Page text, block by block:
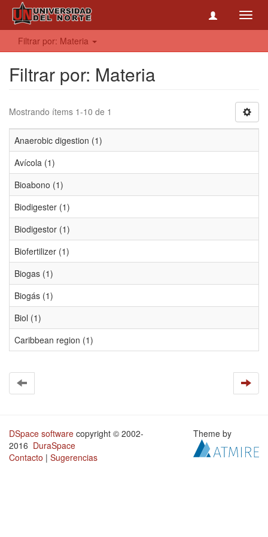
Filtrar por: Materia
Filtrar por: Materia
Mostrando ítems 1-10 de 1
Anaerobic digestion (1)
Avícola (1)
Bioabono (1)
Biodigester (1)
Biodigestor (1)
Biofertilizer (1)
Biogas (1)
Biogás (1)
Biol (1)
Caribbean region (1)
DSpace software copyright © 2002-
2016 DuraSpace
Contacto | Sugerencias
Theme by